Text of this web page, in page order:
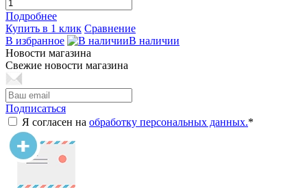
Подробнее
Купить в 1 клик Сравнение
В избранное
В наличии
Новости магазина
Свежие новости магазина
Подписаться
Я согласен на обработку персональных данных.*